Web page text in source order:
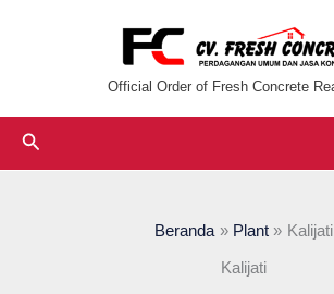
Official Order of Fresh Concrete
Cari
Beranda Plant Kalijati
Kalijati